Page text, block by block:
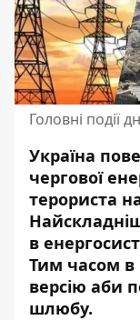
Головні події
Україна
чергової
терориста
в
Тим часом в
версію аби
шлюбу.